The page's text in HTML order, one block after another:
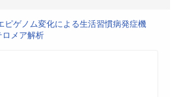
ピゲノム変化による生活習慣病発症機
ロメア解析